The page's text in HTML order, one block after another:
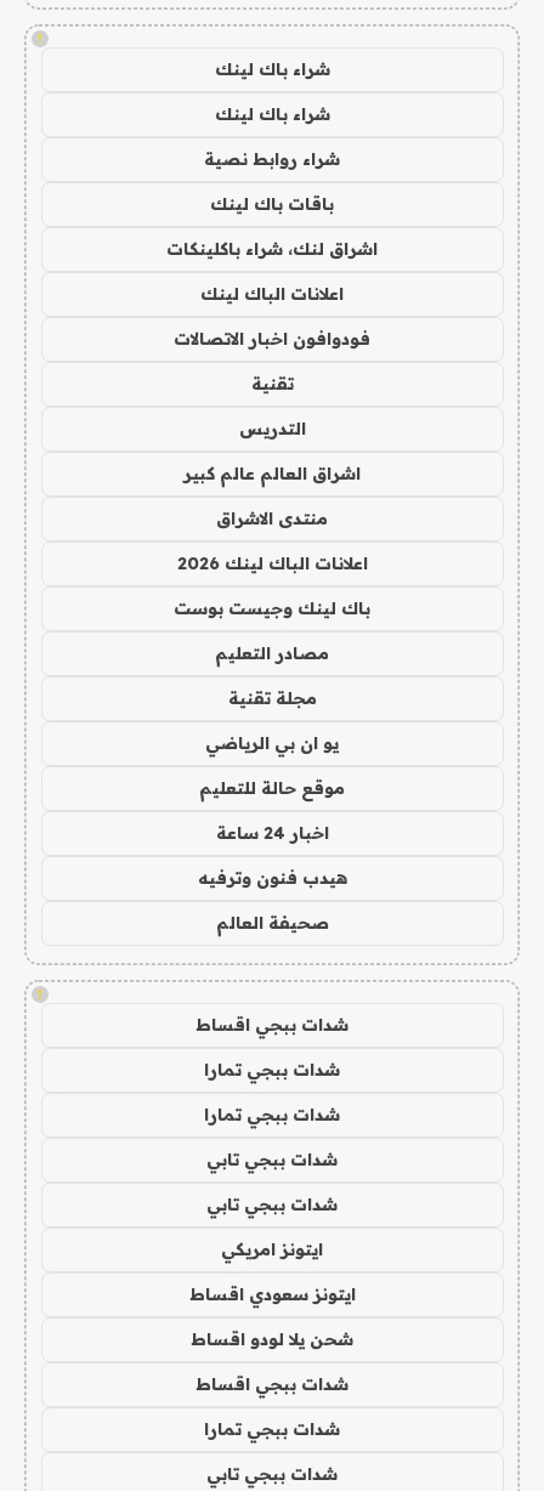
!
شراء باك لينك
شراء باك لينك
شراء روابط نصية
باقات باك لينك
اشراق لنك، شراء باكلينكات
اعلانات الباك لينك
فودوافون اخبار الاتصالات
تقنية
التدريس
اشراق العالم عالم كبير
منتدى الاشراق
اعلانات الباك لينك 2026
باك لينك وجيست بوست
مصادر التعليم
مجلة تقنية
يو ان بي الرياضي
موقع حالة للتعليم
اخبار 24 ساعة
هيدب فنون وترفيه
صحيفة العالم
!
شدات ببجي اقساط
شدات ببجي تمارا
شدات ببجي تمارا
شدات ببجي تابي
شدات ببجي تابي
ايتونز امريكي
ايتونز سعودي اقساط
شحن يلا لودو اقساط
شدات ببجي اقساط
شدات ببجي تمارا
شدات ببجي تابي